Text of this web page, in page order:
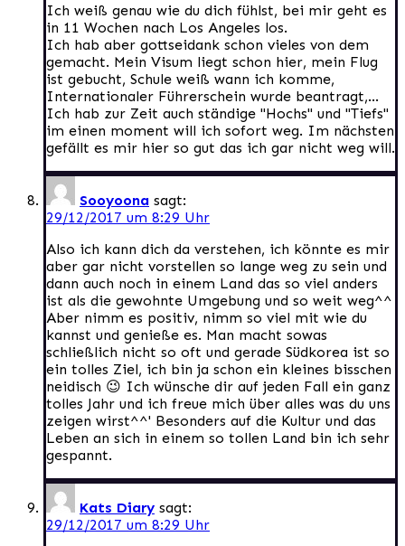
Ich weiß genau wie du dich fühlst, bei mir geht es
in 11 Wochen nach Los Angeles los.
Ich hab aber gottseidank schon vieles von dem
gemacht. Mein Visum liegt schon hier, mein Flug
ist gebucht, Schule weiß wann ich komme,
Internationaler Führerschein wurde beantragt,…
Ich hab zur Zeit auch ständige "Hochs" und "Tiefs"
im einen moment will ich sofort weg. Im nächsten
gefällt es mir hier so gut das ich gar nicht weg will.
Sooyoona sagt:
29/12/2017 um 8:29 Uhr
Also ich kann dich da verstehen, ich könnte es mir
aber gar nicht vorstellen so lange weg zu sein und
dann auch noch in einem Land das so viel anders
ist als die gewohnte Umgebung und so weit weg^^
Aber nimm es positiv, nimm so viel mit wie du
kannst und genieße es. Man macht sowas
schließlich nicht so oft und gerade Südkorea ist so
ein tolles Ziel, ich bin ja schon ein kleines bisschen
neidisch 😉 Ich wünsche dir auf jeden Fall ein ganz
tolles Jahr und ich freue mich über alles was du uns
zeigen wirst^^' Besonders auf die Kultur und das
Leben an sich in einem so tollen Land bin ich sehr
gespannt.
Kats Diary sagt:
29/12/2017 um 8:29 Uhr